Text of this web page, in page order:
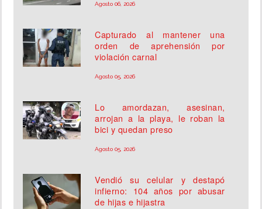
Agosto 06, 2026
Capturado al mantener una
orden de aprehensión por
violación carnal
Agosto 05, 2026
Lo amordazan, asesinan,
arrojan a la playa, le roban la
bici y quedan preso
Agosto 05, 2026
Vendió su celular y destapó
infierno: 104 años por abusar
de hijas e hijastra